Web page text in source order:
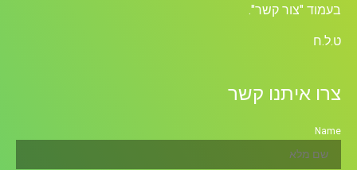
בעמוד "צור קשר".
ט.ל.ח
צרו איתנו קשר
Name